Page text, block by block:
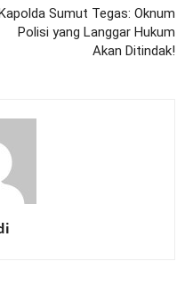
Kapolda Sumut Tegas: Oknum
Polisi yang Langgar Hukum
Akan Ditindak!